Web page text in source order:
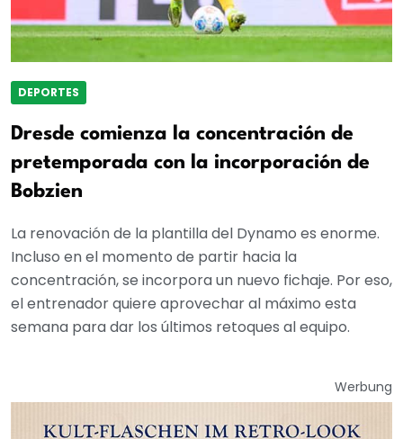
DEPORTES
Dresde comienza la concentración de
pretemporada con la incorporación de
Bobzien
La renovación de la plantilla del Dynamo es enorme.
Incluso en el momento de partir hacia la
concentración, se incorpora un nuevo fichaje. Por eso,
el entrenador quiere aprovechar al máximo esta
semana para dar los últimos retoques al equipo.
Werbung